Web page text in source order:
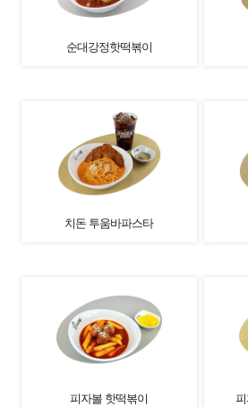
순대강정핫떡볶이
치돈 투움바파스타
피자볼 핫떡볶이